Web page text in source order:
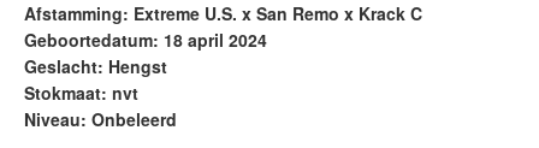
Afstamming: Extreme U.S. x San Remo x Krack C
Geboortedatum: 18 april 2024
Geslacht: Hengst
Stokmaat: nvt
Niveau: Onbeleerd